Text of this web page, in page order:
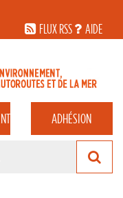
FLUX RSS
AIDE
ADHÉSION